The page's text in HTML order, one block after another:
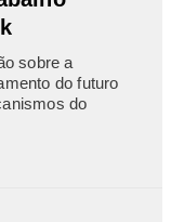
sobre a
do futuro
do